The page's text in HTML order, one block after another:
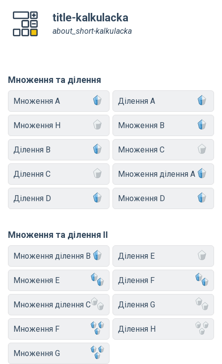
title-kalkulacka
about_short-kalkulacka
Множення та ділення
Множення A Ділення A
Множення H Множення B
Ділення B Множення C
Ділення C Множення ділення A
Ділення D Множення D
Множення та ділення II
Множення ділення B Ділення E
Множення E Ділення F
Множення ділення C Ділення G
Множення F Ділення H
Множення G